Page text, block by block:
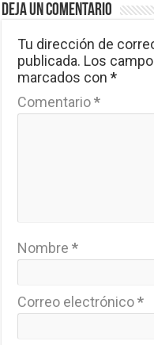
Deja un comentario
Tu dirección de
publicada. Los
marcados con*
Comentario*
Nombre*
Correo electrónico*